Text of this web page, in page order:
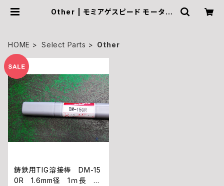
Other | モミアゲスピード モーター
HOME Select Parts Other
鋳鉄用TIG溶接棒 DM-15
0R 1.6mm径 1ｍ長 バ